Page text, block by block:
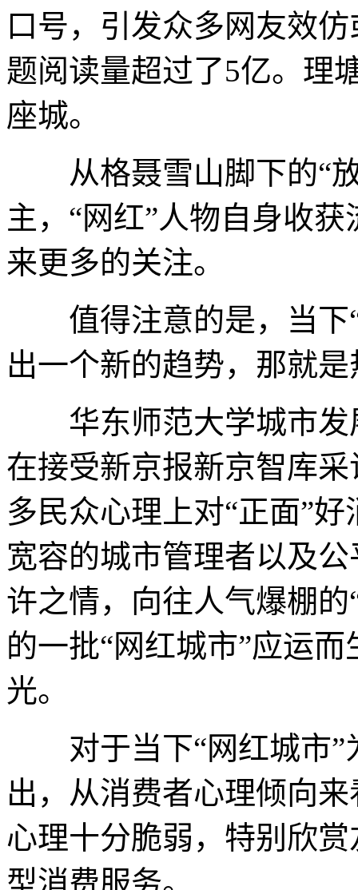
口号，引发众多网友效
题阅读量超过了5亿。理
座城。
从格聂雪山脚下的“放
主，“网红”人物自身收
来更多的关注。
值得注意的是，当下“
出一个新的趋势，那就
华东师范大学城市发
在接受新京报新京智库
多民众心理上对“正面”
宽容的城市管理者以及
许之情，向往人气爆棚的
的一批“网红城市”应运
光。
对于当下“网红城市”
出，从消费者心理倾向
心理十分脆弱，特别欣
型消费服务。